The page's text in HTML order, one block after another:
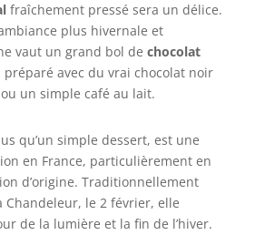
fraîchement pressé sera un délice.
plus hivernale et
vaut un grand bol de chocolat
préparé avec du vrai chocolat noir
un simple café au lait.
qu’un simple dessert, est une
en France, particulièrement en
d’origine. Traditionnellement
Chandeleur, le 2 février, elle
de la lumière et la fin de l’hiver.